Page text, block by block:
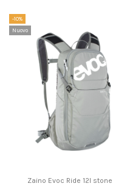
-10%
Nuovo
Zaino Evoc Ride 12l stone